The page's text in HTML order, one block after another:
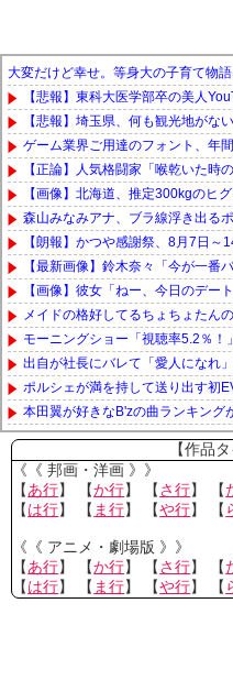
大変だけど幸せ。等身大の子育て物語
【悲報】東科大医学部卒の美人
【悲報】埼玉県、何も観光地がな
ゲーム業界ご用達のフォント、年
【正論】人気格闘家「喉乾いた時
【画像】北海道、推定300kgのヒ
森山みなみアナ、ブラ線浮き出る
【朗報】かつや感謝祭、8月7日～
【最新画像】鈴木奈々「今が一番
【画像】彼女「ねー、今日のデー
メイドの格好してるちょちょたん
モーニングショー「視聴率5.2％
出自が社長にバレて「愛人になれ
ポルシェが満を持して送り出す初
本田翼が好きなB'zの曲ランキング
Powered by livedoor 相互RSS
【作品
《《 邦画・洋画 》》
【あ行】 【か行】 【さ行】 【
【は行】 【 ま行】 【や行】 【
《《 アニメ・劇場版 》》
【あ行】 【か行】 【さ行】 【
【は行】 【 ま行】 【や行】 【